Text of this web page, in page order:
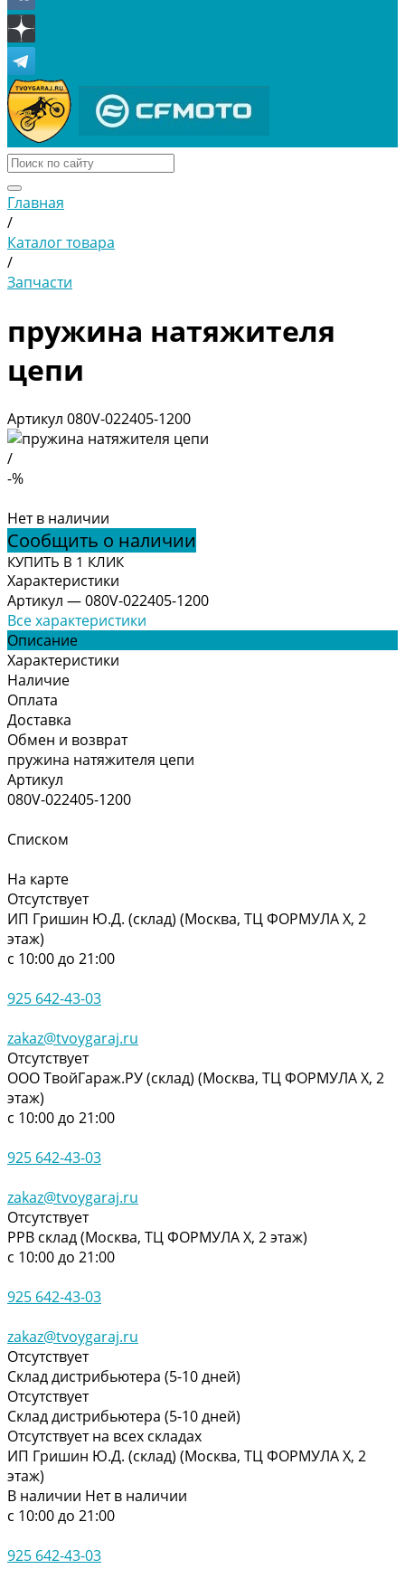
Главная
/
Каталог товара
/
Запчасти
пружина натяжителя
цепи
Артикул 080V-022405-1200
/
-%
Нет в наличии
Сообщить о наличии
КУПИТЬ В 1 КЛИК
Характеристики
Артикул —080V-022405-1200
Все характеристики
Описание
Характеристики
Наличие
Оплата
Доставка
Обмен и возврат
пружина натяжителя цепи
Артикул
080V-022405-1200
Списком
На карте
Отсутствует
ИП Гришин Ю.Д. (склад) (Москва, ТЦ ФОРМУЛА Х, 2
этаж)
с 10:00 до 21:00
925 642-43-03
zakaz@tvoygaraj.ru
Отсутствует
ООО ТвойГараж.РУ (склад) (Москва, ТЦ ФОРМУЛА Х, 2
этаж)
с 10:00 до 21:00
925 642-43-03
zakaz@tvoygaraj.ru
Отсутствует
РРВ склад (Москва, ТЦ ФОРМУЛА Х, 2 этаж)
с 10:00 до 21:00
925 642-43-03
zakaz@tvoygaraj.ru
Отсутствует
Склад дистрибьютера (5-10 дней)
Отсутствует
Склад дистрибьютера (5-10 дней)
Отсутствует на всех складах
ИП Гришин Ю.Д. (склад) (Москва, ТЦ ФОРМУЛА Х, 2
этаж)
В наличии Нет в наличии
с 10:00 до 21:00
925 642-43-03